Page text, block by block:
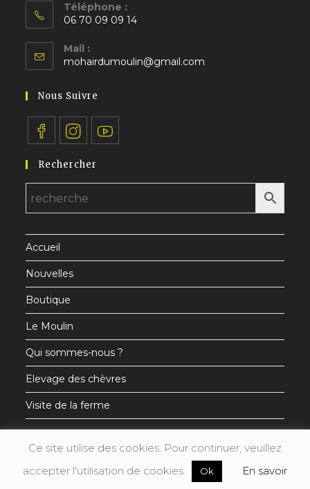
dans
un
nouvel
onglet
Téléphone :
06 70 09 09 14
dans
votre
Mail :
mohairdumoulin@gmail.com
Nous Suivre
dans
un
nouvel
dans
un
nouvel
dans
un
Rechercher
Accueil
Nouvelles
Boutique
Le Moulin
Qui sommes-nous ?
Elevage des chèvres
Visite de la ferme
Mentions légales Conditions générales de vente
Ce site utilise des cookies. Pour continuer, veuillez
accepter l'utilisation de cookies.
Ok En savoir